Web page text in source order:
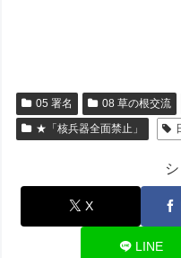
05 署名 08 草の根交流
★「核兵器全面禁止」
X
LINE